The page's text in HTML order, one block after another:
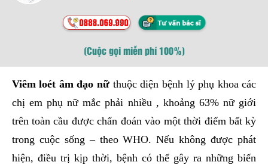
(Cuộc gọi miễn phí 100%)
Viêm loét âm đạo nữ thuộc diện bệnh lý phụ khoa các
chị em phụ nữ mắc phải nhiều , khoảng 63% nữ giới
trên toàn cầu được chẩn đoán vào một thời điểm bất kỳ
trong cuộc sống – theo WHO. Nếu không được phát
hiện, điều trị kịp thời, bệnh có thể gây ra những biến